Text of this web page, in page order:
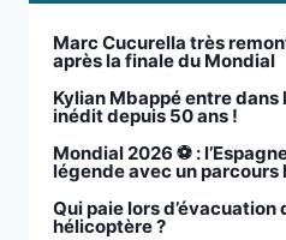
Marc Cucurella très
après la finale du Mondial
Kylian Mbappé entre
inédit depuis 50 ans !
Mondial 2026 ⚽️ :
légende avec un parcours
Qui paie lors d’évacuation
hélicoptère ?